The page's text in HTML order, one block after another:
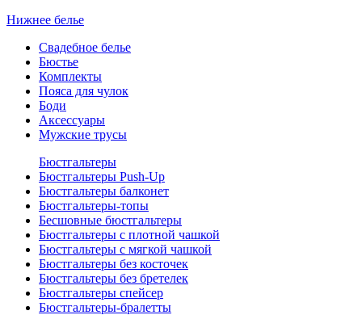
Нижнее белье
Свадебное белье
Бюстье
Комплекты
Пояса для чулок
Боди
Аксессуары
Мужские трусы
Бюстгальтеры
Бюстгальтеры Push-Up
Бюстгальтеры балконет
Бюстгальтеры-топы
Бесшовные бюстгальтеры
Бюстгальтеры с плотной чашкой
Бюстгальтеры с мягкой чашкой
Бюстгальтеры без косточек
Бюстгальтеры без бретелек
Бюстгальтеры спейсер
Бюстгальтеры-бралетты